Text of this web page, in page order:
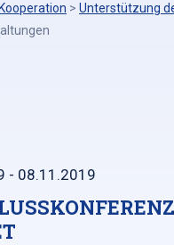
> Unterstützung
- 08.11.2019